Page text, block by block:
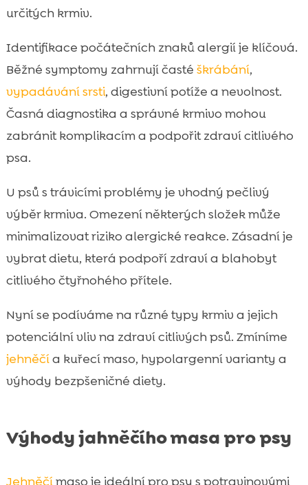
určitých krmiv.
Identifikace počátečních znaků alergií je klíčová.
Běžné symptomy zahrnují časté škrábání,
vypadávání srsti, digestivní potíže a nevolnost.
Časná diagnostika a správné krmivo mohou
zabránit komplikacím a podpořit zdraví citlivého
psa.
U psů s trávicími problémy je vhodný pečlivý
výběr krmiva. Omezení některých složek může
minimalizovat riziko alergické reakce. Zásadní je
vybrat dietu, která podpoří zdraví a blahobyt
citlivého čtyřnohého přítele.
Nyní se podíváme na různé typy krmiv a jejich
potenciální vliv na zdraví citlivých psů. Zmíníme
jehněčía kuřecí maso, hypolargenní varianty a
výhody bezpšeničné diety.
Výhody jahněčího masa pro psy
Jehněčímaso je ideální pro psy s potravinovými